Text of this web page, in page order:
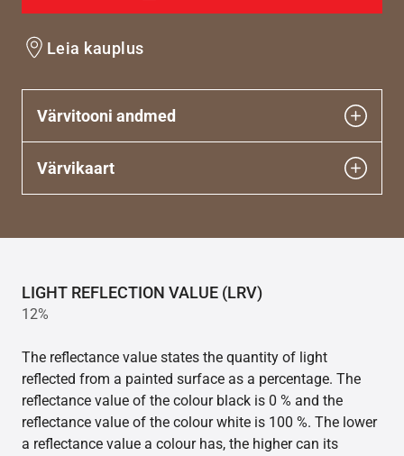
Leia kauplus
Värvitooni andmed
Värvikaart
LIGHT REFLECTION VALUE (LRV)
12%
The reflectance value states the quantity of light
reflected from a painted surface as a percentage. The
reflectance value of the colour black is 0 % and the
reflectance value of the colour white is 100 %. The lower
a reflectance value a colour has, the higher can its